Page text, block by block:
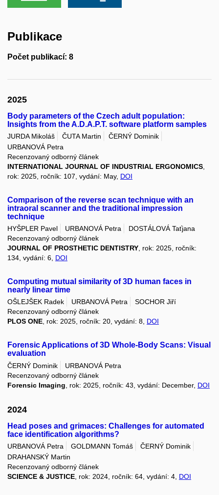
Publikace
Počet publikací: 8
2025
Body parameters of the Czech adult population:
Insights from the A.D.A.P.T. software platform samples
JURDA Mikoláš ČUTA Martin
ČERNÝ Dominik
URBANOVÁ Petra
Recenzovaný odborný článek
INTERNATIONAL JOURNAL OF INDUSTRIAL ERGONOMICS
rok: 2025, ročník: 107, vydání: May, DOI
Comparison of the reverse scan technique with an
intraoral scanner and the traditional impression
technique
HYŠPLER Pavel URBANOVÁ Petra
DOSTÁLOVÁ Taťjana
Recenzovaný odborný článek
JOURNAL OF PROSTHETIC DENTISTRY , rok: 2025, ročník:
134, vydání: 6, DOI
Computing mutual similarity of 3D human faces in
nearly linear time
OŠLEJŠEK Radek URBANOVÁ Petra
SOCHOR Jiří
Recenzovaný odborný článek
PLOS ONE, rok: 2025, ročník: 20, vydání: 8, DOI
Forensic Applications of 3D Whole-Body Scans: Visual
evaluation
ČERNÝ Dominik
URBANOVÁ Petra
Recenzovaný odborný článek
Forensic Imaging , rok: 2025, ročník: 43, vydání: December, DOI
2024
Head poses and grimaces: Challenges for automated
face identification algorithms?
URBANOVÁ Petra GOLDMANN Tomáš
ČERNÝ Dominik
DRAHANSKÝ Martin
Recenzovaný odborný článek
SCIENCE & JUSTICE , rok: 2024, ročník: 64, vydání: 4, DOI